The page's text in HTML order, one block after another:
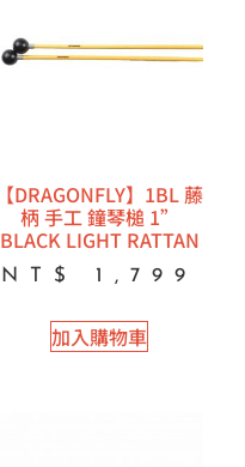
【DRAGONFLY】1BL 藤
柄 手工 鐘琴槌 1”
BLACK LIGHT RATTAN
NT$ 1,799
加入購物車